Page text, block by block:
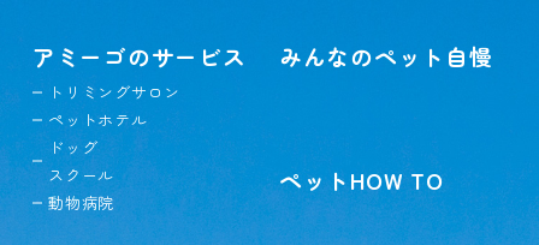
アミーゴのサービス
トリミングサロン
ペットホテル
ドッグ
スクール
動物病院
みんなのペット自慢
ペットHOW TO